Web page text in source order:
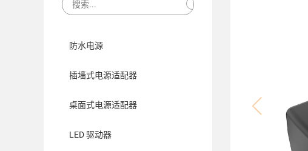
防水电源
插墙式电源适配器
桌面式电源适配器
LED 驱动器